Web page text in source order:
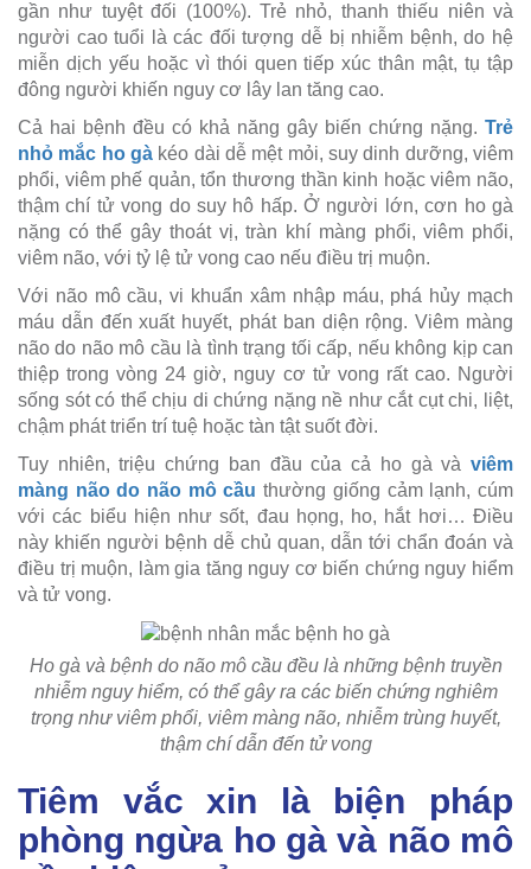
gần như tuyệt đối (100%). Trẻ nhỏ, thanh thiếu niên và
người cao tuổi là các đối tượng dễ bị nhiễm bệnh, do hệ
miễn dịch yếu hoặc vì thói quen tiếp xúc thân mật, tụ tập
đông người khiến nguy cơ lây lan tăng cao.
Cả hai bệnh đều có khả năng gây biến chứng nặng. Trẻ
nhỏ mắc ho gà kéo dài dễ mệt mỏi, suy dinh dưỡng, viêm
phổi, viêm phế quản, tổn thương thần kinh hoặc viêm não,
thậm chí tử vong do suy hô hấp. Ở người lớn, cơn ho gà
nặng có thể gây thoát vị, tràn khí màng phổi, viêm phổi,
viêm não, với tỷ lệ tử vong cao nếu điều trị muộn.
Với não mô cầu, vi khuẩn xâm nhập máu, phá hủy mạch
máu dẫn đến xuất huyết, phát ban diện rộng. Viêm màng
não do não mô cầu là tình trạng tối cấp, nếu không kịp can
thiệp trong vòng 24 giờ, nguy cơ tử vong rất cao. Người
sống sót có thể chịu di chứng nặng nề như cắt cụt chi, liệt,
chậm phát triển trí tuệ hoặc tàn tật suốt đời.
Tuy nhiên, triệu chứng ban đầu của cả ho gà và viêm
màng não do não mô cầu thường giống cảm lạnh, cúm
với các biểu hiện như sốt, đau họng, ho, hắt hơi… Điều
này khiến người bệnh dễ chủ quan, dẫn tới chẩn đoán và
điều trị muộn, làm gia tăng nguy cơ biến chứng nguy hiểm
và tử vong.
Ho gà và bệnh do não mô cầu đều là những bệnh truyền
nhiễm nguy hiểm, có thể gây ra các biến chứng nghiêm
trọng như viêm phổi, viêm màng não, nhiễm trùng huyết,
thậm chí dẫn đến tử vong
Tiêm vắc xin là biện pháp
phòng ngừa ho gà và não mô